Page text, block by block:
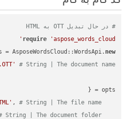
# در حال تبدیل OTT به HTML
require
'aspose_words_cloud'
= AsposeWordsCloud::WordsApi. new
# String | The document name.
    filename:
, # String | The file name.
    folder:
String | The document folder.